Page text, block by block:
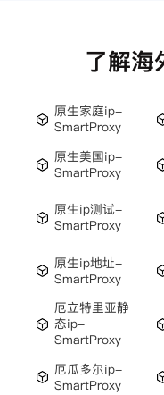
了解海
原生家庭ip-
SmartProxy
原生美国ip-
SmartProxy
原生ip测试-
SmartProxy
原生ip地址-
SmartProxy
厄立特里亚静
态ip-
SmartProxy
厄瓜多尔ip-
SmartProxy